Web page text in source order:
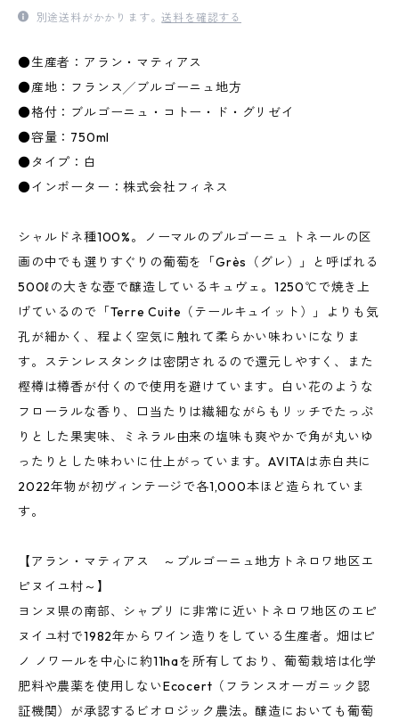
別途送料がかかります。送料を確認する
●生産者：アラン・マティアス
●産地：フランス╱ブルゴーニュ地方
●格付：ブルゴーニュ・コトー・ド・グリゼイ
●容量：750ml
●タイプ：白
●インポーター：株式会社フィネス
シャルドネ種100%。ノーマルのブルゴーニュ トネールの区
画の中でも選りすぐりの葡萄を「Grès（グレ）」と呼ばれる
500ℓの大きな壺で醸造しているキュヴェ。1250℃で焼き上
げているので「Terre Cuite（テールキュイット）」よりも気
孔が細かく、程よく空気に触れて柔らかい味わいになりま
す。ステンレスタンクは密閉されるので還元しやすく、また
樫樽は樽香が付くので使用を避けています。白い花のような
フローラルな香り、口当たりは繊細ながらもリッチでたっぷ
りとした果実味、ミネラル由来の塩味も爽やかで角が丸いゆ
ったりとした味わいに仕上がっています。AVITAは赤白共に
2022年物が初ヴィンテージで各1,000本ほど造られていま
す。
【アラン・マティアス ～ブルゴーニュ地方トネロワ地区エ
ピヌイユ村～】
ヨンヌ県の南部、シャブリ に非常に近いトネロワ地区のエピ
ヌイユ村で1982年からワイン造りをしている生産者。畑はピ
ノ ノワールを中心に約11haを所有しており、葡萄栽培は化学
肥料や農薬を使用しないEcocert（フランスオーガニック認
証機関）が承認するビオロジック農法。醸造においても葡萄